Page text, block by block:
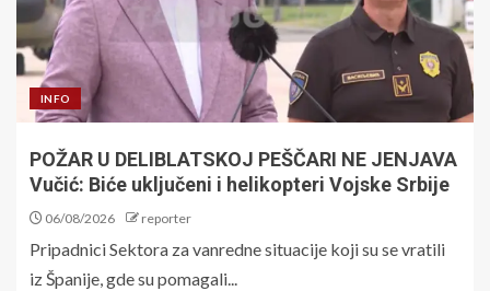
INFO
POŽAR U DELIBLATSKOJ PEŠČARI NE JENJAVA
Vučić: Biće uključeni i helikopteri Vojske Srbije
06/08/2026 reporter
Pripadnici Sektora za vanredne situacije koji su se vratili
iz Španije, gde su pomagali...